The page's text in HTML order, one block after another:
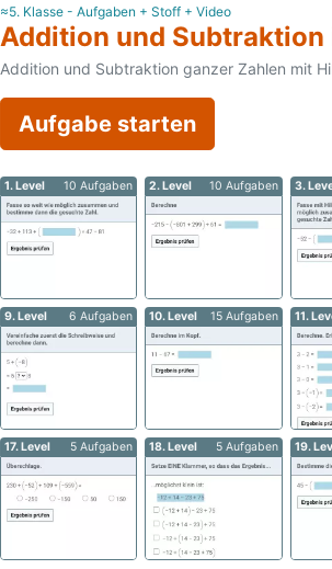
≈5. Klasse - Aufgaben + Stoff + Video
Addition und Subtraktion
Addition und Subtraktion ganzer Zahlen mit
Aufgabe starten
1. Level 10 Aufgaben 2. Level 10 Aufgaben 3.
9. Level 6 Aufgaben 10. Level 15 Aufgaben 11.
17. Level 5 Aufgaben 18. Level 5 Aufgaben 19.